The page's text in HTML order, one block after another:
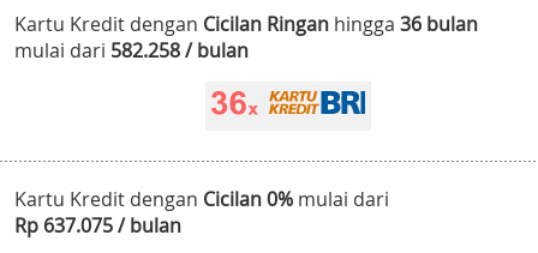
Kartu Kredit dengan Cicilan Ringan hingga 36 bulan
mulai dari 582.258 / bulan
Kartu Kredit dengan Cicilan 0% mulai dari
Rp 637.075 / bulan